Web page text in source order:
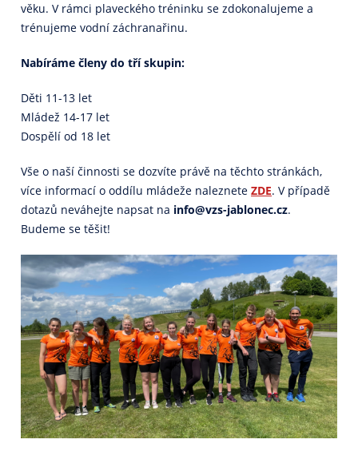
věku. V rámci plaveckého tréninku se zdokonalujeme a
trénujeme vodní záchranařinu.
Nabíráme členy do tří skupin:
Děti 11-13 let
Mládež 14-17 let
Dospělí od 18 let
Vše o naší činnosti se dozvíte právě na těchto stránkách,
více informací o oddílu mládeže nalezneteZDE. V případě
dotazů neváhejte napsat na info@vzs-jablonec.cz.
Budeme se těšit!